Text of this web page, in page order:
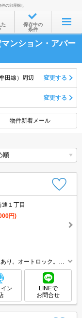
ら
から
の部屋探し
保存中の
条件
ンション・アパー
田線）周辺 変更する
変更する
物件新着メール
１丁目
円)
り。オートロック。宅
ラあり。追い焚き機能
ン
LINEで
お問合せ